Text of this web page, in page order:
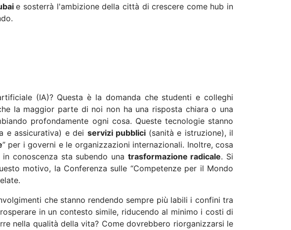
e sosterrà l'ambizione della città di crescere come hub in
(IA)? Questa è la domanda che studenti e colleghi
la maggior parte di noi non ha una risposta chiara o una
profondamente ogni cosa. Queste tecnologie stanno
e assicurativa) e dei servizi pubblici (sanità e istruzione), il
” per i governi e le organizzazioni internazionali. Inoltre, cosa
conoscenza sta subendo una trasformazione radicale. Si
motivo, la Conferenza sulle “Competenze per il Mondo
che stanno rendendo sempre più labili i confini tra
in un contesto simile, riducendo al minimo i costi di
nella qualità della vita? Come dovrebbero riorganizzarsi le